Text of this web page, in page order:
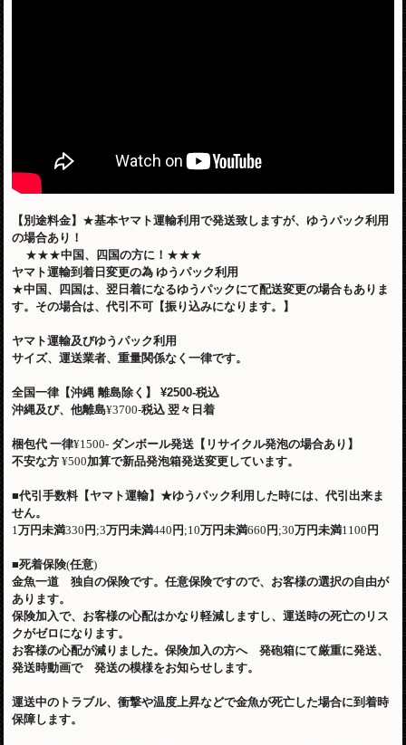
【別途料金】 ★基本ヤマト運輸利用で発送致しますが、ゆうパック利用
の場合あり！
★★★中国、四国の方に！ ★★★
ヤマト運輸到着日変更の為 ゆうパック利用
★中国、四国は、翌日着になるゆうパックにて配送変更の場合もありま
す。その場合は、代引不可【振り込みになります。】
ヤマト運輸及びゆうパック利用
サイズ、運送業者、重量関係なく一律です。
全国一律【沖縄 離島除く】
¥2500-税込
沖縄及び、他離島¥3700-税込 翌々日着
梱包代 一律¥1500- ダンボール発送【リサイクル発泡の場合あり】
不安な方 ¥500加算で新品発泡箱発送変更しています。
■代引手数料【ヤマト運輸】★ゆうパック利用した時には、代引出来ま
せん。
1万円未満330円;3万円未満440円;10万円未満660円;30万円未満1100円
■死着保険(任意)
金魚一道 独自の保険です。任意保険ですので、お客様の選択の自由が
あります。
保険加入で、お客様の心配はかなり軽減しますし、運送時の死亡のリス
クがゼロになります。
お客様の心配が減りました。保険加入の方へ 発砲箱にて厳重に発送、
発送時動画で 発送の模様をお知らせします。
運送中のトラブル、衝撃や温度上昇などで金魚が死亡した場合に到着時
保障します。